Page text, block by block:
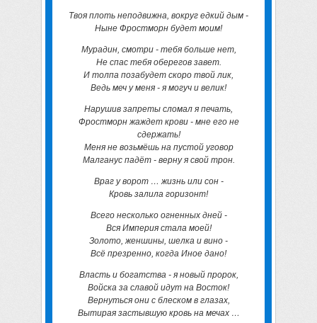
Твоя плоть неподвижна, вокруг едкий дым -
Ныне Фростморн будет моим!
Мурадин, смотри - тебя больше нет,
Не спас тебя оберегов завет.
И толпа позабудет скоро твой лик,
Ведь меч у меня - я могуч и велик!
Нарушив запреты сломал я печать,
Фростморн жаждет крови - мне его не
сдержать!
Меня не возьмёшь на пустой уговор
Малганус падёт - верну я свой трон.
Враг у ворот … жизнь или сон -
Кровь залила горизонт!
Всего несколько огненных дней -
Вся Империя стала моей!
Золото, женшины, шелка и вино -
Всё презренно, когда Иное дано!
Власть и богатства - я новый пророк,
Войска за славой идут на Восток!
Вернуться они с блеском в глазах,
Вытирая застывшую кровь на мечах …